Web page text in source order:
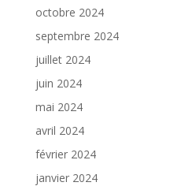
octobre 2024
septembre 2024
juillet 2024
juin 2024
mai 2024
avril 2024
février 2024
janvier 2024